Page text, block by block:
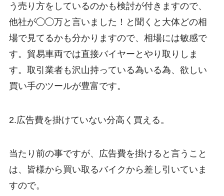
う売り方をしているのかも検討が付きますので、
他社が◯◯万と言いました！と聞くと大体どの相
場で見てるかも分かりますので、相場には敏感で
す。貿易車両では直接バイヤーとやり取りしま
す。取引業者も沢山持っている為いる為、欲しい
買い手のツールが豊富です。
2.広告費を掛けていない分高く買える。
当たり前の事ですが、広告費を掛けると言うこと
は、皆様から買い取るバイクから差し引いていま
すので。